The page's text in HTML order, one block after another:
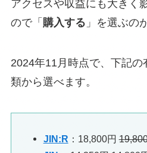
アクセスや収益にも大きく
ので「 購入する 」を選ぶの
2024年11月時点で、下記
類から選べます。
JIN:R ：18,800円